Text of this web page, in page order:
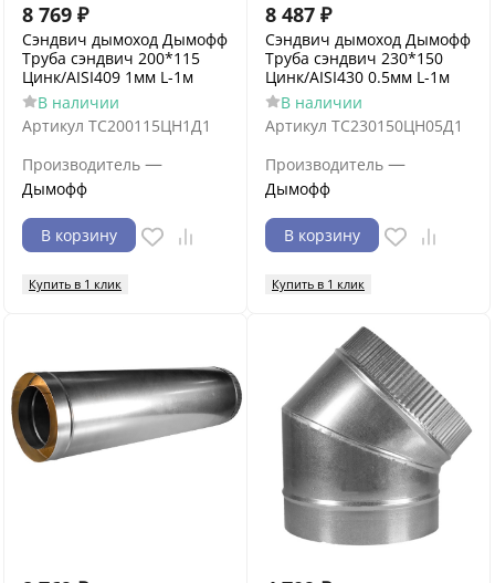
8 769 ₽
Сэндвич дымоход Дымофф
Труба сэндвич 200*115
Цинк/AISI409 1мм L-1м
В наличии
Артикул ТС200115ЦН1Д1
Производитель —
Дымофф
В корзину
Купить в 1 клик
8 487 ₽
Сэндвич дымоход Дымофф
Труба сэндвич 230*150
Цинк/AISI430 0.5мм L-1м
В наличии
Артикул ТС230150ЦН05Д1
Производитель —
Дымофф
В корзину
Купить в 1 клик